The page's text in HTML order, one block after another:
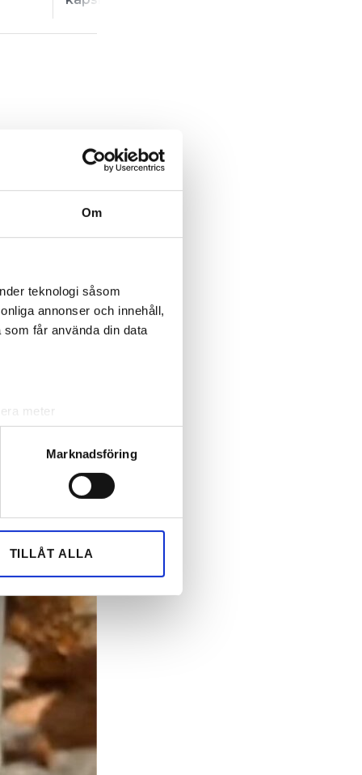
Om
teknologi såsom
annonser och innehåll,
får använda din data
meter
. Du kan ändra
information från din enhet
kombinera informationen
Marknadsföring
TILLÅT ALLA